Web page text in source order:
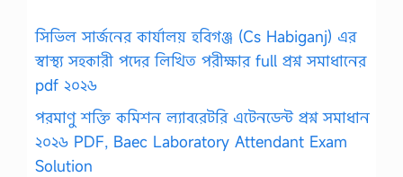
সিভিল সার্জনের কার্যালয় হবিগঞ্জ (Cs Habiganj) এর
স্বাস্থ্য সহকারী পদের লিখিত পরীক্ষার full প্রশ্ন সমাধানের
pdf ২০২৬
পরমাণু শক্তি কমিশন ল্যাবরেটরি এটেনডেন্ট প্রশ্ন সমাধান
২০২৬ PDF, Baec Laboratory Attendant Exam
Solution